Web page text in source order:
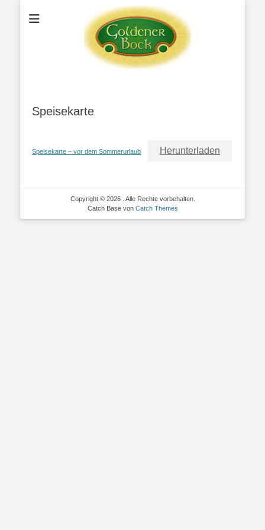
Speisekarte
Speisekarte – vor dem Sommerurlaub Herunterladen
Copyright © 2026
. Alle Rechte vorbehalten.
Catch Base von Catch Themes